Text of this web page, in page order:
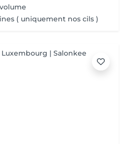
( uniquement nos cils )